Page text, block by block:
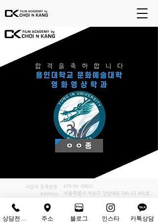
사업자 등록번호
Address
678-81-04021
서울특별시 서초구 강남대로 545-12 401 호
ⓒ Copyrights - (주)최앤강. all rights reserved.
주소 블로그 인스타 카톡상담